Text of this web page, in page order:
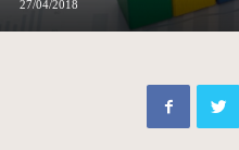
27/04/2018